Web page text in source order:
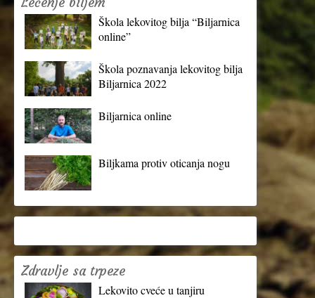
Škola lekovitog bilja “Biljarnica
online”
Škola poznavanja lekovitog bilja
Biljarnica 2022
Biljarnica online
Biljkama protiv oticanja nogu
Zdravlje sa trpeze
Lekovito cveće u tanjiru